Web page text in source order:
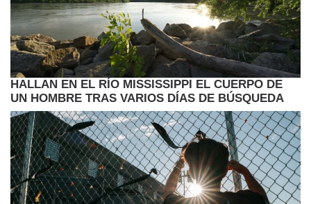
HALLAN EN EL RÍO MISSISSIPPI EL CUERPO DE
UN HOMBRE TRAS VARIOS DÍAS DE BÚSQUEDA